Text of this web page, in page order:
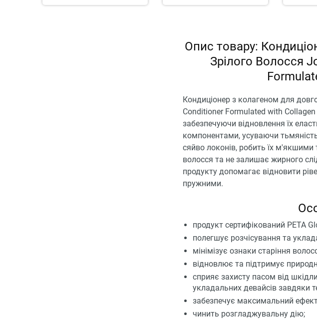
Опис товару:
Зрілого Волосся
Кондиціонер з колагеном для
Conditioner Formulated with
забезпечуючи відновлення їх
компонентами, усуваючи
сяйво локонів, робить їх
волосся та не залишає жирного
продукту допомагає відновити
пружними.
продукт сертифікований PETA
полегшує розчісування та
мінімізує ознаки старіння
відновлює та підтримує
сприяє захисту пасом від
укладальних девайсів завдяки
забезпечує максимальний
чинить розгладжувальну дію;